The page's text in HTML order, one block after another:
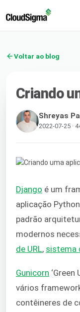
Voltar ao blog
Criando
Shreyas
2022-07-25 ·
Django é um
aplicação
padrão
modernos
de URL, sistema
Gunicorn
vários
contêineres de